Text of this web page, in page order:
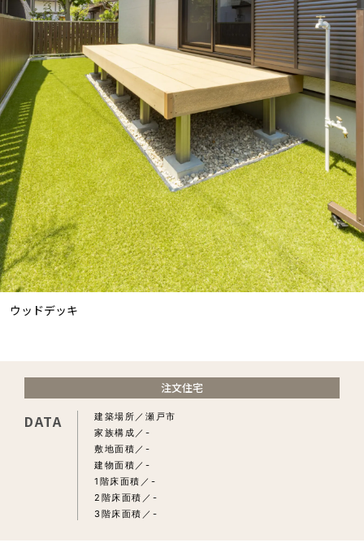
ウッドデッキ
注文住宅
DATA 建築場所
瀬戸市
家族構成
-
敷地面積
-
建物面積
-
1階床面積
-
2階床面積
-
3階床面積
-